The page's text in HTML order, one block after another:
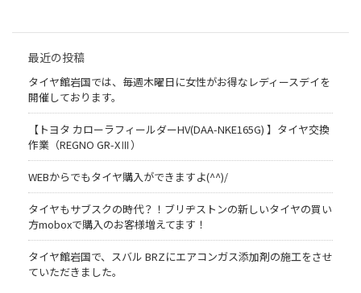
最近の投稿
タイヤ館岩国では、毎週木曜日に女性がお得なレディースデイを
開催しております。
【トヨタ カローラフィールダーHV(DAA-NKE165G) 】タイヤ交換
作業（REGNO GR-XⅢ）
WEBからでもタイヤ購入ができますよ(^^)/
タイヤもサブスクの時代？！ブリヂストンの新しいタイヤの買い
方moboxで購入のお客様増えてます！
タイヤ館岩国で、スバル BRZにエアコンガス添加剤の施工をさせ
ていただきました。